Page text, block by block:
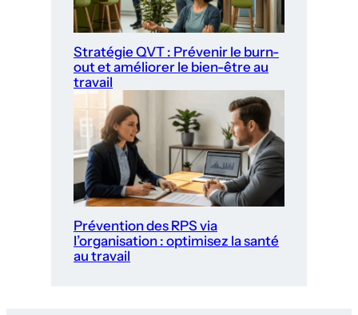
Stratégie QVT : Prévenir le burn-
out et améliorer le bien-être au
travail
Prévention des RPS via
l’organisation : optimisez la santé
au travail